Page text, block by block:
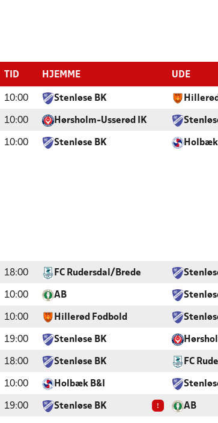
TID HJEMME UDE
10:00 Stenløse BK
10:00 Hørsholm-Usserød IK
10:00 Stenløse BK Holbæk
18:00 FC Rudersdal/Brede
10:00 AB
10:00 Hillerød Fodbold
19:00 Stenløse BK
18:00 Stenløse BK FC
10:00 Holbæk B&I
19:00 Stenløse BK ! AB